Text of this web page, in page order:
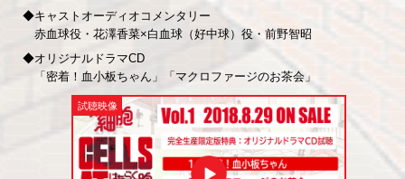
◆キャストオーディオコメンタリー
赤血球役・花澤香菜×白血球（好中球）役・前野智昭
◆オリジナルドラマCD
「密着！血小板ちゃん」「マクロファージのお茶会」
試聴映像